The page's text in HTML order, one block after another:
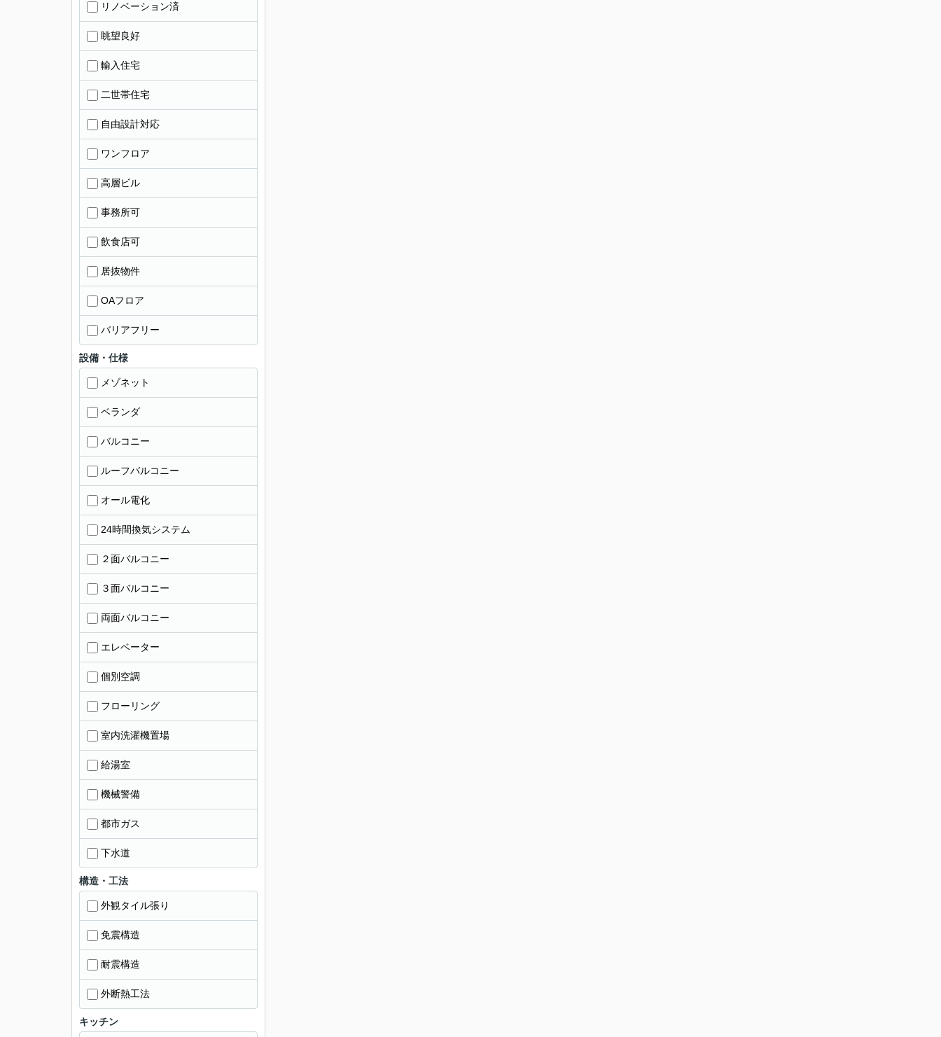
リノベーション済
眺望良好
輸入住宅
二世帯住宅
自由設計対応
ワンフロア
高層ビル
事務所可
飲食店可
居抜物件
OAフロア
バリアフリー
設備・仕様
メゾネット
ベランダ
バルコニー
ルーフバルコニー
オール電化
24時間換気システム
２面バルコニー
３面バルコニー
両面バルコニー
エレベーター
個別空調
フローリング
室内洗濯機置場
給湯室
機械警備
都市ガス
下水道
構造・工法
外観タイル張り
免震構造
耐震構造
外断熱工法
キッチン